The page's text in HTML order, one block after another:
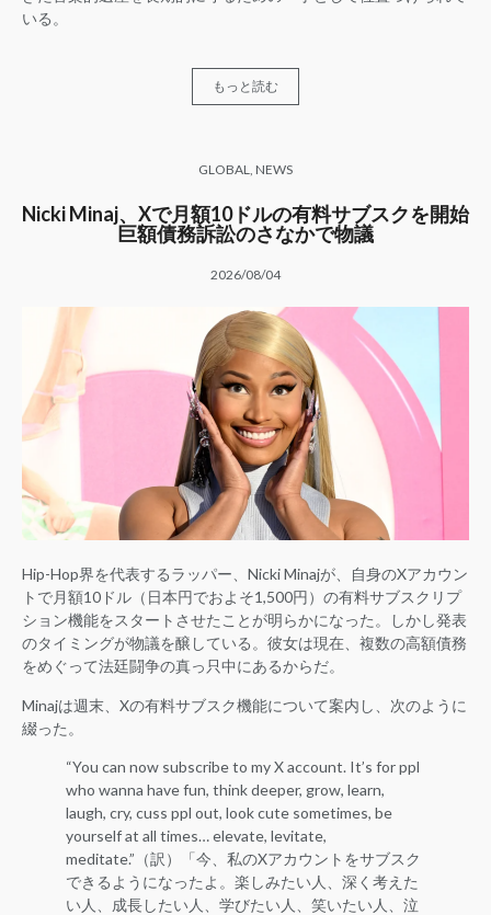
いる。
もっと読む
GLOBAL NEWS
Nicki Minaj、Xで月額10ドルの有料サブスクを開始
巨額債務訴訟のさなかで物議
2026/08/04
Hip-Hop界を代表するラッパー、Nicki Minajが、自身のXアカウン
トで月額10ドル（日本円でおよそ1,500円）の有料サブスクリプ
ション機能をスタートさせたことが明らかになった。しかし発表
のタイミングが物議を醸している。彼女は現在、複数の高額債務
をめぐって法廷闘争の真っ只中にあるからだ。
Minajは週末、Xの有料サブスク機能について案内し、次のように
綴った。
“You can now subscribe to my X account. It’s for ppl
who wanna have fun, think deeper, grow, learn,
laugh, cry, cuss ppl out, look cute sometimes, be
yourself at all times… elevate, levitate,
meditate.”（訳）「今、私のXアカウントをサブスク
できるようになったよ。楽しみたい人、深く考えた
い人、成長したい人、学びたい人、笑いたい人、泣